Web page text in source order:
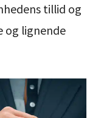
tillid og
og lignende